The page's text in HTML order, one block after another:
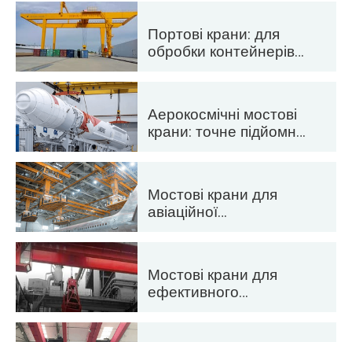
Портові крани: для
обробки контейнерів
Аерокосмічні мостові
крани: точне підйомне
транспортування
ракет
Мостові крани для
авіаційної
обслуговування та
складання літаків
Мостові крани для
ефективного